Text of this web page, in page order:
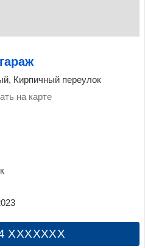
Кирпичный переулок
на карте
XXXXXXX